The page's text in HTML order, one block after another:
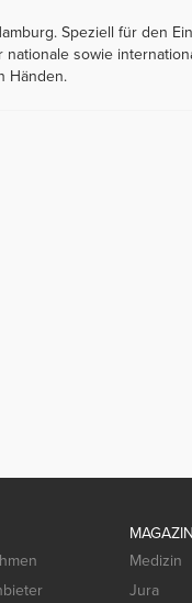
Speziell für den
sowie
Händen.
Medizin
Jura